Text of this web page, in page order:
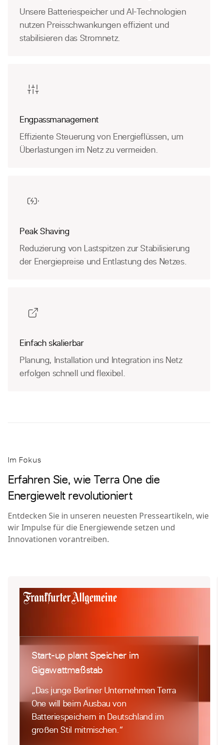
Unsere Batteriespeicher und AI-Technologien
nutzen Preisschwankungen effizient und
stabilisieren das Stromnetz.
Engpassmanagement
Effiziente Steuerung von Energieflüssen, um
Überlastungen im Netz zu vermeiden.
Peak Shaving
Reduzierung von Lastspitzen zur Stabilisierung
der Energiepreise und Entlastung des Netzes.
Einfach skalierbar
Planung, Installation und Integration ins Netz
erfolgen schnell und flexibel.
Im Fokus
Erfahren Sie, wie Terra One die
Energiewelt revolutioniert
Entdecken Sie in unseren neuesten Presseartikeln, wie
wir Impulse für die Energiewende setzen und
Innovationen vorantreiben.
Start-up plant Speicher im
Gigawattmaßstab
„Das junge Berliner Unternehmen Terra
One will beim Ausbau von
Batteriespeichern in Deutschland im
großen Stil mitmischen.“